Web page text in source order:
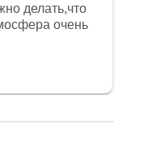
делать,что
очень
и